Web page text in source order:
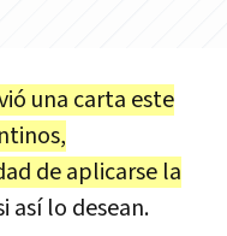
una carta este
de aplicarse la
así lo desean.